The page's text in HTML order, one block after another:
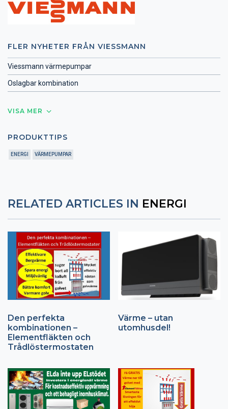
FLER NYHETER FRÅN VIESSMANN
Viessmann värmepumpar
Oslagbar kombination
VISA MER
PRODUKTTIPS
ENERGI VÄRMEPUMPAR
RELATED ARTICLES IN ENERGI
Den perfekta
kombinationen –
Elementfläkten och
Trådlöstermostaten
Värme – utan
utomhusdel!